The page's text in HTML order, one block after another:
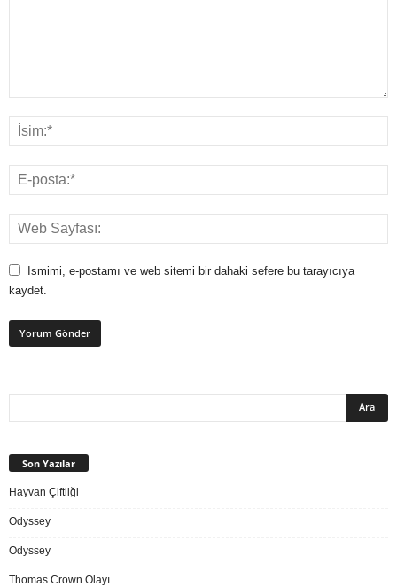
Ismimi, e-postamı ve web sitemi bir dahaki sefere bu tarayıcıya
kaydet.
Son Yazılar
Hayvan Çiftliği
Odyssey
Odyssey
Thomas Crown Olayı